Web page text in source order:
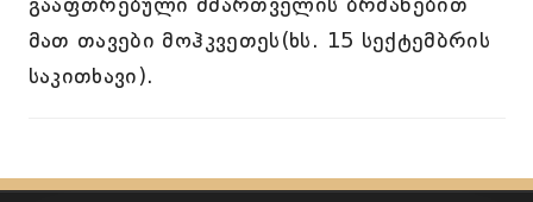
მათ თავები მოჰკვეთეს(ხს. 15 სექტემბრის
საკითხავი).